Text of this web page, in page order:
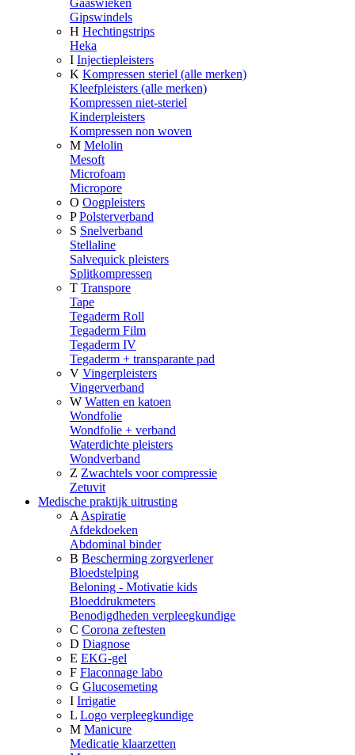
Gaaswieken
Gipswindels
H Hechtingstrips
Heka
I Injectiepleisters
K Kompressen steriel (alle merken)
Kleefpleisters (alle merken)
Kompressen niet-steriel
Kinderpleisters
Kompressen non woven
M Melolin
Mesoft
Microfoam
Micropore
O Oogpleisters
P Polsterverband
S Snelverband
Stellaline
Salvequick pleisters
Splitkompressen
T Transpore
Tape
Tegaderm Roll
Tegaderm Film
Tegaderm IV
Tegaderm + transparante pad
V Vingerpleisters
Vingerverband
W Watten en katoen
Wondfolie
Wondfolie + verband
Waterdichte pleisters
Wondverband
Z Zwachtels voor compressie
Zetuvit
Medische praktijk uitrusting
A Aspiratie
Afdekdoeken
Abdominal binder
B Bescherming zorgverlener
Bloedstelping
Beloning - Motivatie kids
Bloeddrukmeters
Benodigdheden verpleegkundige
C Corona zeftesten
D Diagnose
E EKG-gel
F Flaconnage labo
G Glucosemeting
I Irrigatie
L Logo verpleegkundige
M Manicure
Medicatie klaarzetten